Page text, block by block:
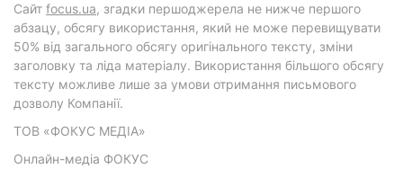
Cайт focus.ua, згадки першоджерела не нижче першого
абзацу, обсягу використання, який не може перевищувати
50% від загального обсягу оригінального тексту, зміни
заголовку та ліда матеріалу. Використання більшого обсягу
тексту можливе лише за умови отримання письмового
дозволу Компанії.
ТОВ «ФОКУС МЕДІА»
Онлайн-медіа ФОКУС